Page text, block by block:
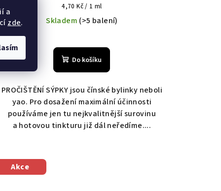
a
zde.
Měrná
cena:
4,70 Kč / 1 ml
Skladem (>5 balení)
Do košíku
PROČIŠTĚNÍ SÝPKY jsou čínské bylinky neboli
yao. Pro dosažení maximální účinnosti
používáme jen tu nejkvalitnější surovinu
a hotovou tinkturu již dál neředíme....
Akce